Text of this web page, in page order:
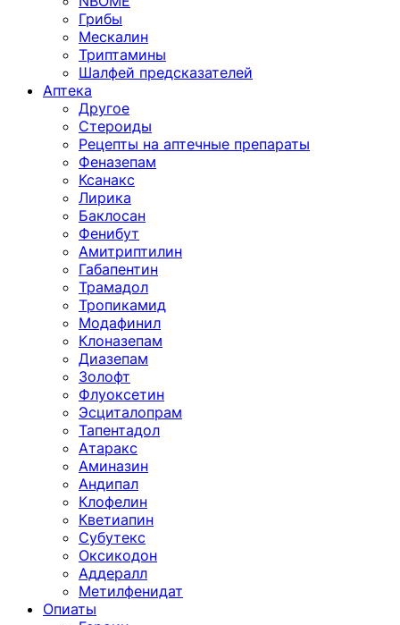
Грибы
Мескалин
Триптамины
Шалфей предсказателей
Аптека
Другое
Стероиды
Рецепты на аптечные препараты
Феназепам
Ксанакс
Лирика
Баклосан
Фенибут
Амитриптилин
Габапентин
Трамадол
Тропикамид
Модафинил
Клоназепам
Диазепам
Золофт
Флуоксетин
Эсциталопрам
Тапентадол
Атаракс
Аминазин
Андипал
Клофелин
Кветиапин
Субутекс
Оксикодон
Аддералл
Метилфенидат
Опиаты